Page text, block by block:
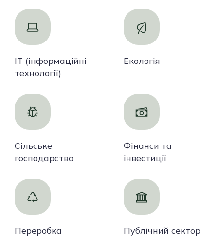
IT (інформаційні
технології)
Екологія
Сільське
господарство
Фінанси та
інвестиції
Переробка Публічний сектор